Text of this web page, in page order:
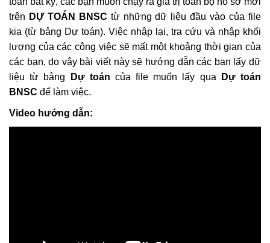
01/3/2022)
Khắc Tiệp 0981757527 11 Thg 6, 2025 0 214
Chi phí thẩm tra Thiết kế và thẩm tra Dự
toán khi nào thì được điều chỉnh k=1,2
Khắc Tiệp 0981757527 5 Thg 1, 2022 0 174
1.1 Cài đặt phần mềm DỰ TOÁN BNSC
trên DỰ TOÁN BNSC từ những dữ liệu đầu vào của file
kia (từ bảng Dự toán). Việc nhập lại, tra cứu và nhập khối
lượng của các công việc sẽ mất một khoảng thời gian của
các bạn, do vậy bài viết này sẽ hướng dẫn các bạn lấy dữ
liệu từ bảng
Dự toán của file muốn lấy qua
Dự toán
BNSC để làm việc.
Video hướng dẫn: